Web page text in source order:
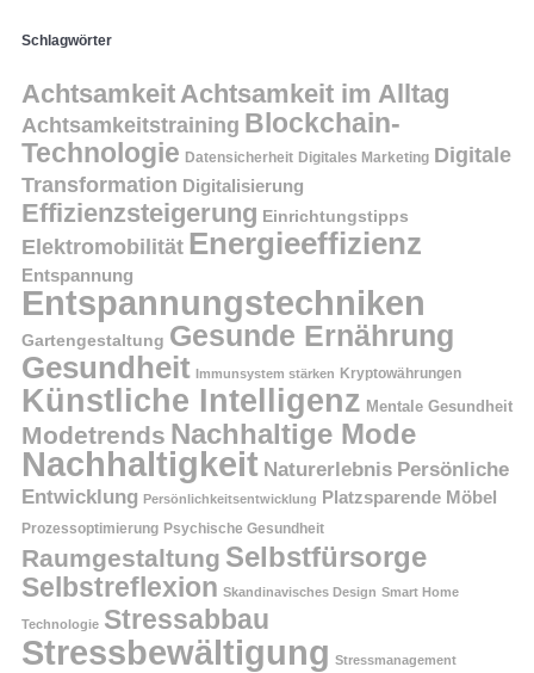
Schlagwörter
Achtsamkeit Achtsamkeit im Alltag
Achtsamkeitstraining Blockchain-
Technologie Datensicherheit Digitales Marketing Digitale
Transformation Digitalisierung
Effizienzsteigerung Einrichtungstipps
Elektromobilität Energieeffizienz
Entspannung
Entspannungstechniken
Gartengestaltung Gesunde Ernährung
Gesundheit Immunsystem stärken Kryptowährungen
Künstliche Intelligenz Mentale Gesundheit
Modetrends Nachhaltige Mode
Nachhaltigkeit Naturerlebnis Persönliche
Entwicklung Persönlichkeitsentwicklung Platzsparende Möbel
Prozessoptimierung Psychische Gesundheit
Raumgestaltung Selbstfürsorge
Selbstreflexion Skandinavisches Design Smart Home
Technologie Stressabbau
Stressbewältigung Stressmanagement